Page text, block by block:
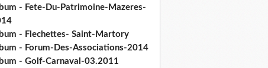
- Fete-Du-Patrimoine-Mazeres-
- Flechettes- Saint-Martory
- Forum-Des-Associations-2014
- Golf-Carnaval-03.2011